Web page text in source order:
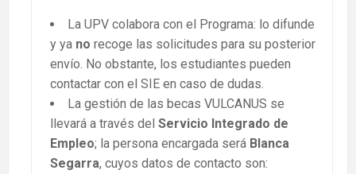
La UPV colabora con el Programa: lo difunde
y ya no recoge las solicitudes para su posterior
envío. No obstante, los estudiantes pueden
contactar con el SIE en caso de dudas.
La gestión de las becas VULCANUS se
llevará a través del Servicio Integrado de
Empleo; la persona encargada será Blanca
Segarra, cuyos datos de contacto son: